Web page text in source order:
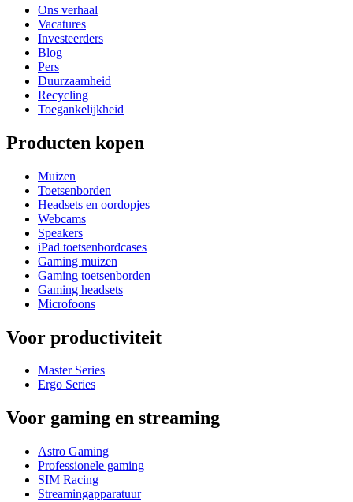
Ons verhaal
Vacatures
Investeerders
Blog
Pers
Duurzaamheid
Recycling
Toegankelijkheid
Producten kopen
Muizen
Toetsenborden
Headsets en oordopjes
Webcams
Speakers
iPad toetsenbordcases
Gaming muizen
Gaming toetsenborden
Gaming headsets
Microfoons
Voor productiviteit
Master Series
Ergo Series
Voor gaming en streaming
Astro Gaming
Professionele gaming
SIM Racing
Streamingapparatuur